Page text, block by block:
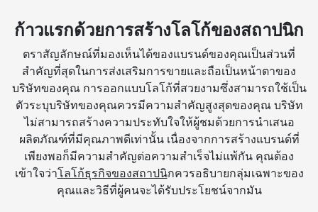
ก้าวแรกด้วยการสร้างโลโก้ของสถาปนิก
ตราสัญลักษณ์ที่มองเห็นได้ของแบรนด์ของคุณเป็นส่วนที่
สำคัญที่สุดในการส่งเสริมการขายและถือเป็นหน้าตาของ
บริษัทของคุณ การออกแบบโลโก้ที่สวยงามซึ่งสามารถใช้เป็น
ตัวระบุบริษัทของคุณควรมีความสำคัญสูงสุดของคุณ บริษัท
ไม่สามารถสร้างความประทับใจให้ผู้ชมด้วยการนำเสนอ
ผลิตภัณฑ์ที่มีคุณภาพดีเท่านั้น เนื่องจากการสร้างแบรนด์ที่
เพียงพอก็มีความสำคัญต่อความสำเร็จไม่แพ้กัน คุณต้อง
เข้าใจว่าโลโก้ธุรกิจของสถาปนิกควรอธิบายกลุ่มเฉพาะของ
คุณและวิธีที่ผู้คนจะได้รับประโยชน์จากมัน